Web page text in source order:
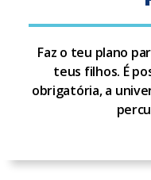
Faz o teu plano
teus filhos. É
obrigatória, a